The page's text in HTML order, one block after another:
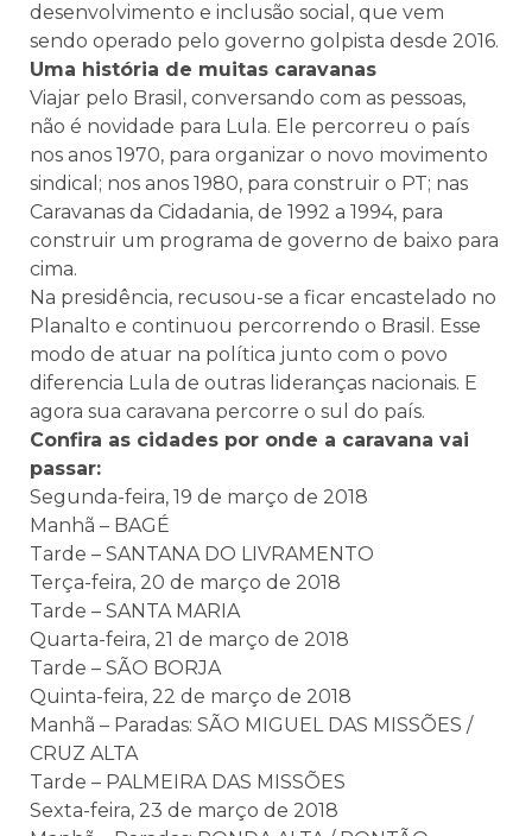
desenvolvimento e inclusão social, que vem
sendo operado pelo governo golpista desde 2016.
Uma história de muitas caravanas
Viajar pelo Brasil, conversando com as pessoas,
não é novidade para Lula. Ele percorreu o país
nos anos 1970, para organizar o novo movimento
sindical; nos anos 1980, para construir o PT; nas
Caravanas da Cidadania, de 1992 a 1994, para
construir um programa de governo de baixo para
cima.
Na presidência, recusou-se a ficar encastelado no
Planalto e continuou percorrendo o Brasil. Esse
modo de atuar na política junto com o povo
diferencia Lula de outras lideranças nacionais. E
agora sua caravana percorre o sul do país.
Confira as cidades por onde a caravana vai
passar:
Segunda-feira, 19 de março de 2018
Manhã – BAGÉ
Tarde – SANTANA DO LIVRAMENTO
Terça-feira, 20 de março de 2018
Tarde – SANTA MARIA
Quarta-feira, 21 de março de 2018
Tarde – SÃO BORJA
Quinta-feira, 22 de março de 2018
Manhã – Paradas: SÃO MIGUEL DAS MISSÕES /
CRUZ ALTA
Tarde – PALMEIRA DAS MISSÕES
Sexta-feira, 23 de março de 2018